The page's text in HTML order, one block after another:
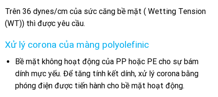
Trên 36 dynes/cm của sức căng bề mặt ( Wetting Tension
(WT)) thì được yêu cầu.
Xử lý corona của màng polyolefinic
Bề mặt không hoạt động của PP hoặc PE cho sự bám
dính mực yếu. Để tăng tính kết dính, xử lý corona bằng
phóng điện được tiến hành cho bề mặt hoạt động.